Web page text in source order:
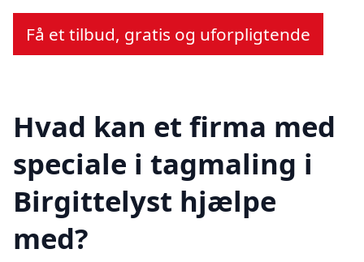
Få et tilbud, gratis og uforpligtende
Hvad kan et firma med
speciale i tagmaling i
Birgittelyst hjælpe
med?